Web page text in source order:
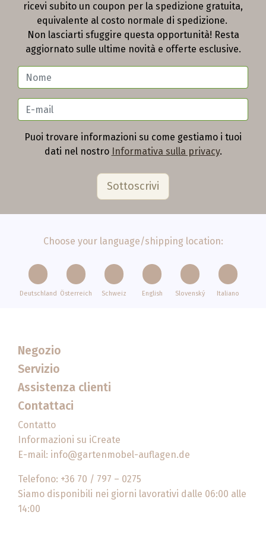
ricevi subito un coupon per la spedizione gratuita,
equivalente al costo normale di spedizione.
Non lasciarti sfuggire questa opportunità! Resta
aggiornato sulle ultime novità e offerte esclusive.
Puoi trovare informazioni su come gestiamo i tuoi
dati nel nostro Informativa sulla privacy.
Choose your language/shipping location:
Deutschland Österreich Schweiz English Slovenský Italiano
Negozio
Servizio
Assistenza clienti
Contattaci
Contatto
Informazioni su iCreate
E-mail: info@gartenmobel-auflagen.de
Telefono: +36 70 / 797 – 0275
Siamo disponibili nei giorni lavorativi dalle 06:00 alle
14:00